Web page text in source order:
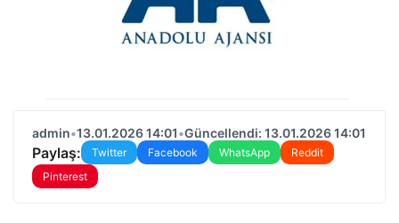
admin•13.01.2026 14:01•Güncellendi: 13.01.2026 14:01
Paylaş: Twitter Facebook WhatsApp
Reddit
Pinterest